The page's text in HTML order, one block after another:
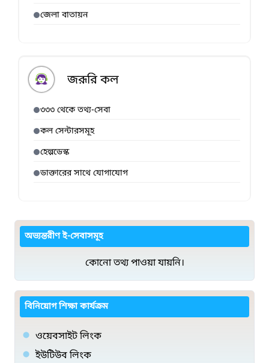
জেলা বাতায়ন
জরূরি কল
৩৩৩ থেকে তথ্য-সেবা
কল সেন্টারসমূহ
হেল্পডেস্ক
ডাক্তারের সাথে যোগাযোগ
অভ্যন্তরীণ ই-সেবাসমূহ
কোনো তথ্য পাওয়া যায়নি।
বিনিয়োগ শিক্ষা কার্যক্রম
ওয়েবসাইট লিংক
ইউটিউব লিংক